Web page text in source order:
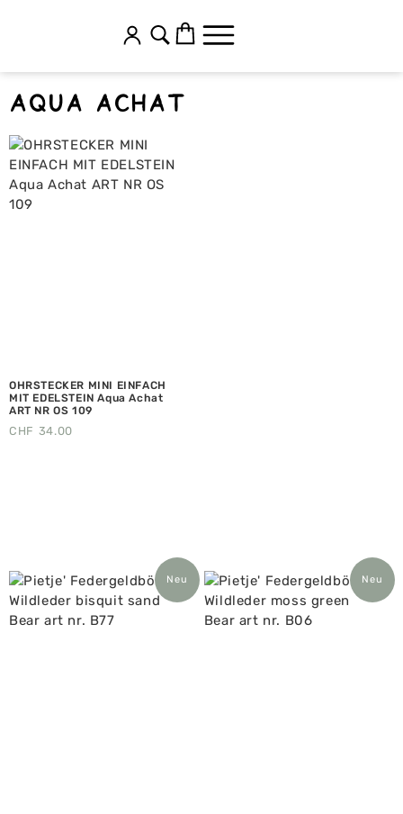
Aqua achat
OHRSTECKER MINI EINFACH
MIT EDELSTEIN Aqua Achat
ART NR OS 109
CHF 34.00
Neu Neu